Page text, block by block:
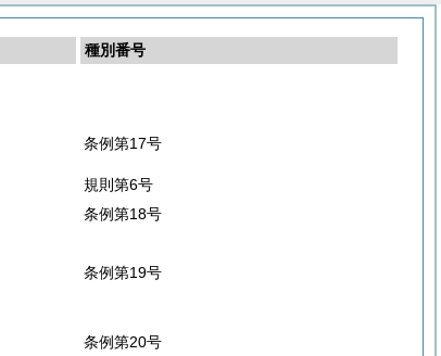
種別番号
条例第17号
規則第6号
条例第18号
条例第19号
条例第20号